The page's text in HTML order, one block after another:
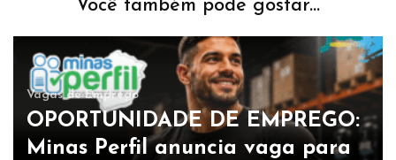
Você também pode gostar...
Vagas de Emprego
OPORTUNIDADE DE EMPREGO:
Minas Perfil anuncia vaga para